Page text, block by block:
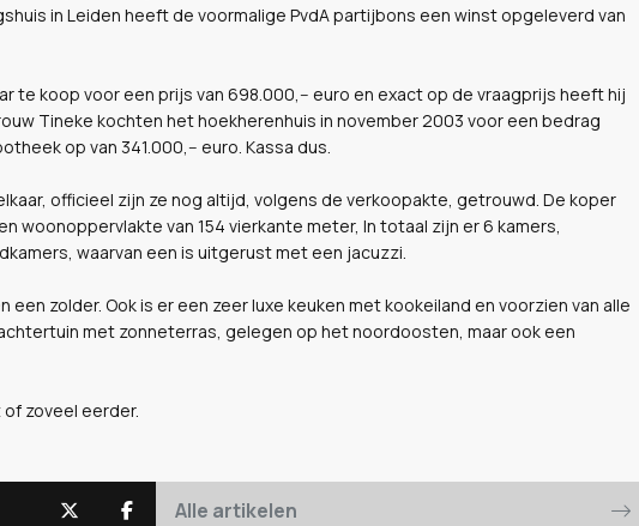
in Leiden heeft de voormalige PvdA partijbons een winst opgeleverd van
te koop voor een prijs van 698.000,-- euro en exact op de vraagprijs heeft hij
Tineke kochten het hoekherenhuis in november 2003 voor een bedrag
op van 341.000,-- euro. Kassa dus.
officieel zijn ze nog altijd, volgens de verkoopakte, getrouwd. De koper
woonoppervlakte van 154 vierkante meter, In totaal zijn er 6 kamers,
waarvan een is uitgerust met een jacuzzi.
zolder. Ook is er een zeer luxe keuken met kookeiland en voorzien van alle
met zonneterras, gelegen op het noordoosten, maar ook een
zoveel eerder.
Alle artikelen